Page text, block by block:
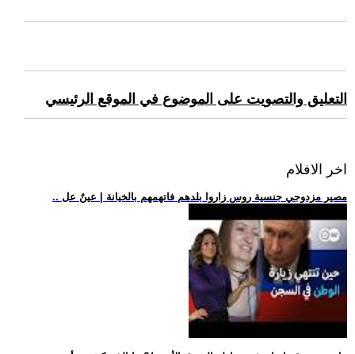
التعليق والتصويت على الموضوع في الموقع الرئيسي
اخر الافلام
.. مصير مزدوجي جنسية روس زاروا بلدهم فاتهمهم بالخيانة | عينٌ عل